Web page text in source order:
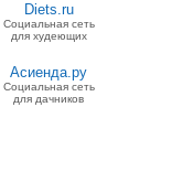
Diets.ru
Социальная сеть
для худеющих
Асиенда.ру
Социальная сеть
для дачников